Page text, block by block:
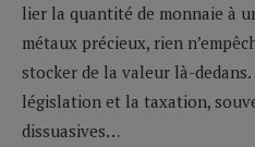
lier la quantité de monnaie à
métaux précieux, rien
stocker de la valeur là-
législation et la taxation,
dissuasives…